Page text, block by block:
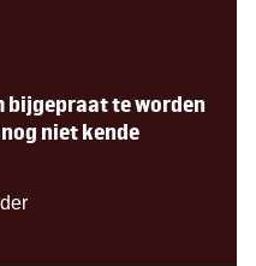
bijgepraat te worden
niet kende